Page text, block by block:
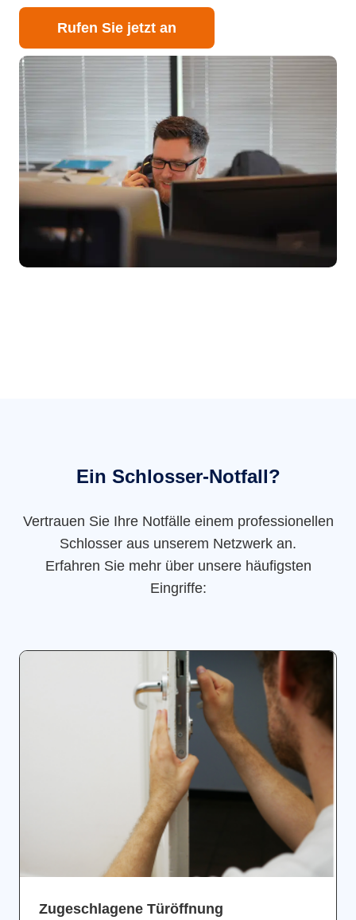
Rufen Sie jetzt an
Ein Schlosser-Notfall?
Vertrauen Sie Ihre Notfälle einem professionellen
Schlosser aus unserem Netzwerk an.
Erfahren Sie mehr über unsere häufigsten
Eingriffe:
Zugeschlagene Türöffnung